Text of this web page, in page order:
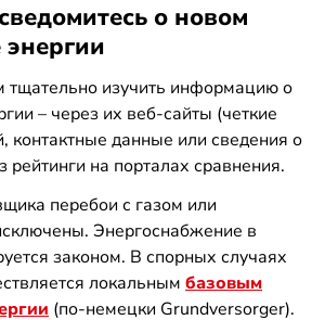
о новом
тщательно изучить информацию о
– через их веб-сайты (четкие
контактные данные или сведения о
рейтинги на порталах сравнения.
перебои с газом или
Энергоснабжение в
законом. В спорных случаях
локальным базовым
(по-немецки Grundversorger).